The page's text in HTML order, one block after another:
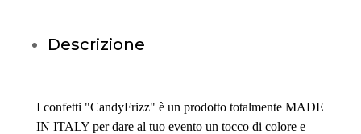
Descrizione
I confetti "CandyFrizz" è un prodotto totalmente MADE
IN ITALY per dare al tuo evento un tocco di colore e